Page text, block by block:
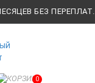
ПЕРЕПЛАТ.
0